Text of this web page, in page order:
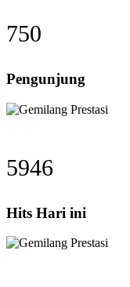
750
Pengunjung
5946
Hits Hari ini